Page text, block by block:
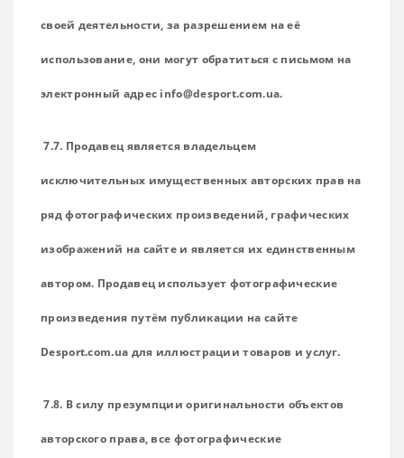
своей деятельности, за разрешением на её
использование, они могут обратиться с письмом на
электронный адрес info@desport.com.ua.
7.7. Продавец является владельцем
исключительных имущественных авторских прав на
ряд фотографических произведений, графических
изображений на сайте и является их единственным
автором. Продавец использует фотографические
произведения путём публикации на сайте
Desport.com.ua для иллюстрации товаров и услуг.
7.8. В силу презумпции оригинальности объектов
авторского права, все фотографические